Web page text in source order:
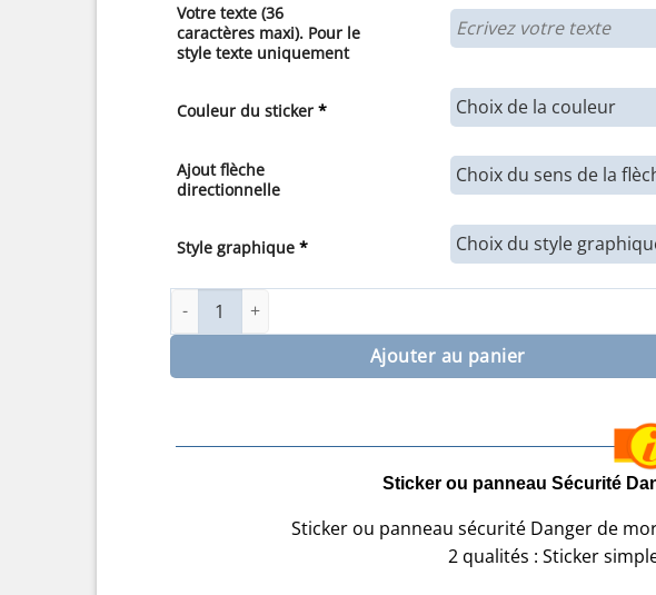
Votre texte (36
caractères maxi). Pour le
style texte uniquement
Couleur du sticker *
Ajout flèche
directionnelle
Style graphique *
quantité de Sticker ou panneau Signalétique sécurité - Danger
Ajouter au panier
Sticker ou panneau Sécurité
Sticker ou panneau sécurité Danger de
2 qualités : Sticker